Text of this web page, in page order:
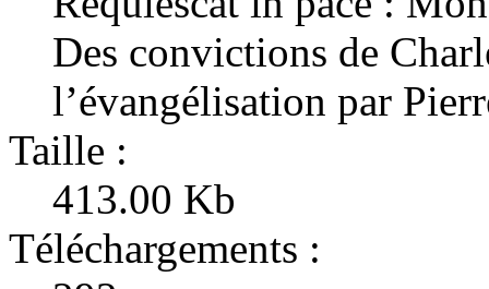
Des convictions de
l’évangélisation par
Taille :
413.00 Kb
Téléchargements :